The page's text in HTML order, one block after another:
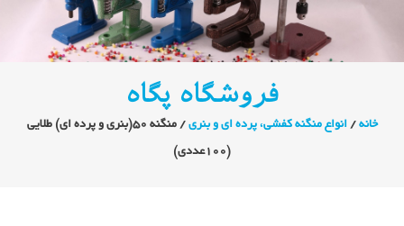
فروشگاه پگاه
خانه /انواع منگنه کفشی، پرده ای و بنری / منگنه 50(بنری و پرده ای) طلایی
(100عددی)